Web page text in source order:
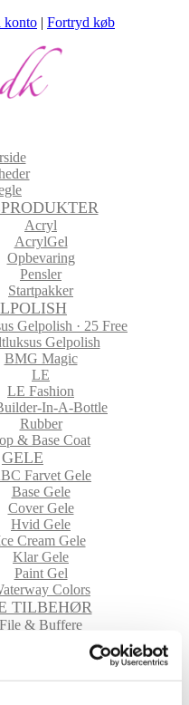
konto | Fortryd køb
Acryl
AcrylGel
Opbevaring
Pensler
Startpakker
Gelpolish · 25 Free
Gelpolish
BMG Magic
LE
LE Fashion
In-A-Bottle
Rubber
& Base Coat
GELE
Farvet Gele
Base Gele
Cover Gele
Hvid Gele
Cream Gele
Klar Gele
Paint Gel
Colors
TILBEHØR
File & Buffere
& Pigmenter